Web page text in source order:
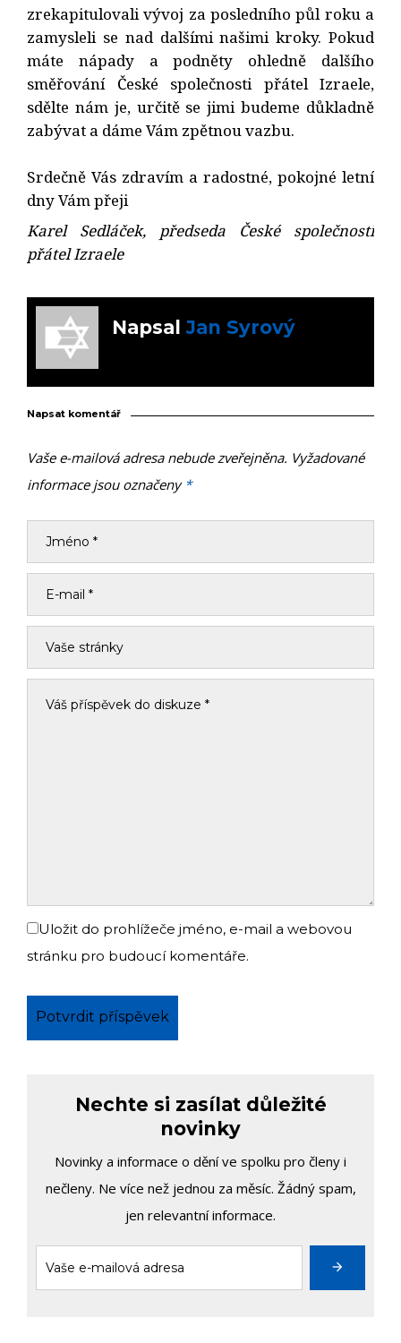
zrekapitulovali vývoj za posledního půl roku a
zamysleli se nad dalšími našimi kroky. Pokud
máte nápady a podněty ohledně dalšího
směřování České společnosti přátel Izraele,
sdělte nám je, určitě se jimi budeme důkladně
zabývat a dáme Vám zpětnou vazbu.
Srdečně Vás zdravím a radostné, pokojné letní
dny Vám přeji
Karel Sedláček, předseda České společnosti
přátel Izraele
NapsalJan Syrový
Napsat komentář
Vaše e-mailová adresa nebude zveřejněna. Vyžadované
informace jsou označeny *
Uložit do prohlížeče jméno, e-mail a webovou
stránku pro budoucí komentáře.
Nechte si zasílat důležité
novinky
Novinky a informace o dění ve spolku pro členy i
nečleny. Ne více než jednou za měsíc. Žádný spam,
jen relevantní informace.